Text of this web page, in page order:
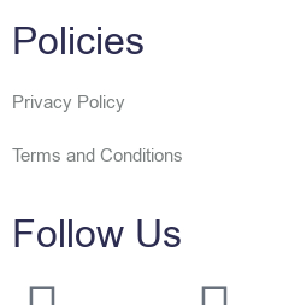
Policies
Privacy Policy
Terms and Conditions
Follow Us